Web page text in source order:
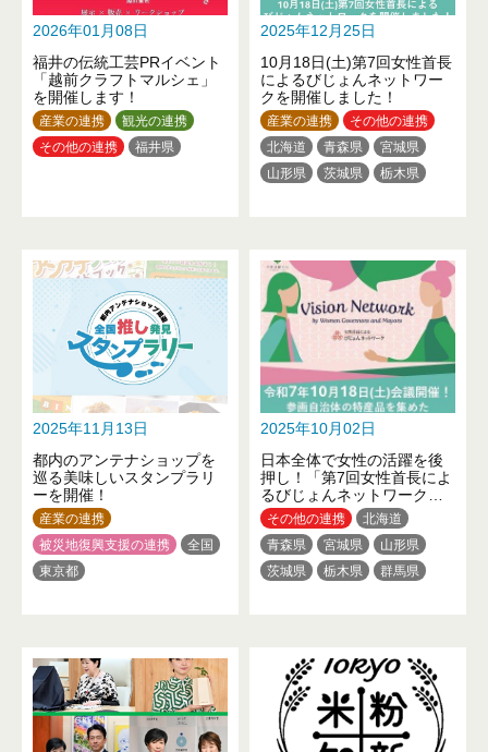
2026年01月08日
福井の伝統工芸PRイベント
「越前クラフトマルシェ」
を開催します！
産業の連携
観光の連携
その他の連携
福井県
2025年12月25日
10月18日(土)第7回女性首長
によるびじょんネットワー
クを開催しました！
産業の連携
その他の連携
北海道
青森県
宮城県
山形県
茨城県
栃木県
愛知県
三重県
京都府
大阪府
兵庫県
和歌山県
鳥取県
岡山県
山口県
徳島県
福岡県
熊本県
大分県 沖縄県
2025年11月13日
都内のアンテナショップを
巡る美味しいスタンプラリ
ーを開催！
産業の連携
被災地復興支援の連携
全国
東京都
2025年10月02日
日本全体で女性の活躍を後
押し！「第7回女性首長によ
るびじょんネットワーク」
を開催します！
その他の連携
北海道
青森県
宮城県
山形県
茨城県
栃木県
群馬県
愛知県
三重県
滋賀県
京都府
大阪府
兵庫県
和歌山県
鳥取県
岡山県